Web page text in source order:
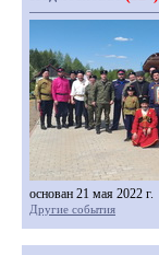
основан 21 мая 2022 г.
Другие события